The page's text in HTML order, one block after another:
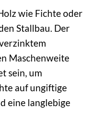
wie Fichte oder
Stallbau. Der
Maschenweite
sein, um
auf ungiftige
eine langlebige